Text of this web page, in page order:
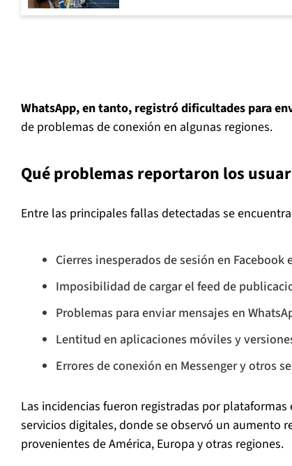
WhatsApp, en tanto, registró dificultades para
de problemas de conexión en algunas regiones.
Qué problemas reportaron los
Entre las principales fallas detectadas se
Cierres inesperados de sesión en Facebook
Imposibilidad de cargar el feed de
Problemas para enviar mensajes en
Lentitud en aplicaciones móviles y
Errores de conexión en Messenger y otros
Las incidencias fueron registradas por
servicios digitales, donde se observó un aumento
provenientes de América, Europa y otras regiones.